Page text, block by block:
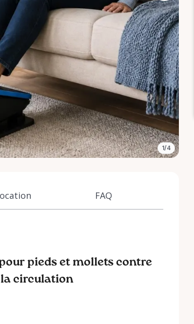
1/4
FAQ
pieds et mollets contre
la circulation